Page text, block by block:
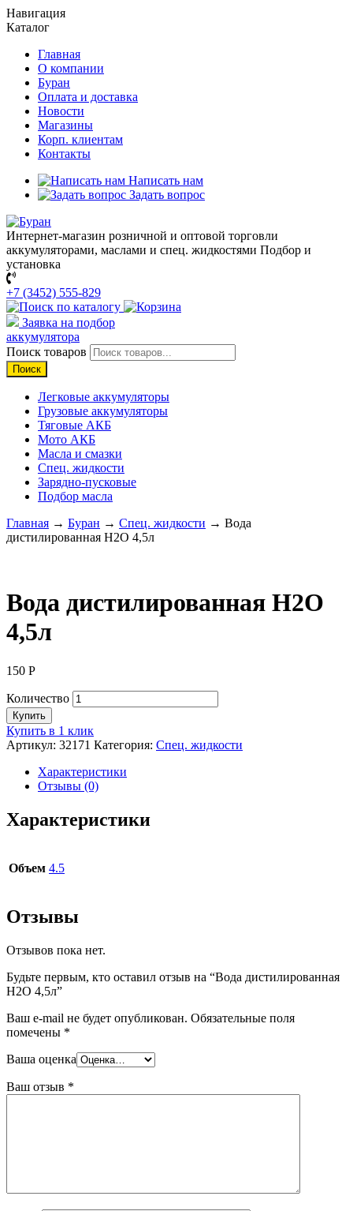
Навигация
Каталог
Главная
О компании
Буран
Оплата и доставка
Новости
Магазины
Корп. клиентам
Контакты
Написать нам
Задать вопрос
Интернет-магазин розничной и оптовой торговли
аккумуляторами, маслами и спец. жидкостями Подбор и
установка
+7 (3452) 555-829
Заявка на подбор
аккумулятора
Поиск товаров
Поиск
Легковые аккумуляторы
Грузовые аккумуляторы
Тяговые АКБ
Мото АКБ
Масла и смазки
Спец. жидкости
Зарядно-пусковые
Подбор масла
Главная → Буран → Спец. жидкости → Вода
дистилированная H2O 4,5л
Вода дистилированная H2O
4,5л
150 Р
Количество
Купить
Купить в 1 клик
Артикул: 32171 Категория: Спец. жидкости
Характеристики
Отзывы (0)
Характеристики
Объем 4.5
Отзывы
Отзывов пока нет.
Будьте первым, кто оставил отзыв на “Вода дистилированная
H2O 4,5л”
Ваш e-mail не будет опубликован. Обязательные поля
помечены *
Ваша оценка
Ваш отзыв *